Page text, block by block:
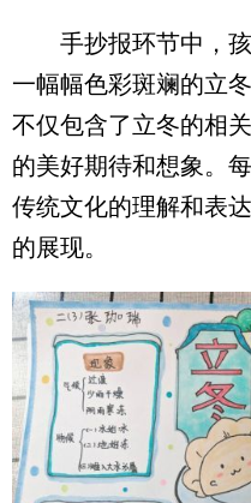
手抄报环节中，孩
一幅幅色彩斑斓的立
不仅包含了立冬的相
的美好期待和想象。
传统文化的理解和表
的展现。